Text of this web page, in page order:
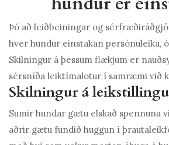
Þó að leiðbeiningar og
hver hundur einstakan persónuleika,
Skilningur á þessum flækjum er
sérsníða leiktímalotur í samræmi við
Skilningur á
Sumir hundar gætu elskað spennuna
aðrir gætu fundið huggun í